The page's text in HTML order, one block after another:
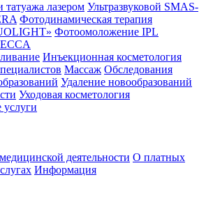
татуажа лазером Ультразвуковой SMAS-
Фотодинамическая терапия
Фотоомоложение IPL
Инъекционная косметология
Массаж Обследования
Удаление новообразований
Уходовая косметология
услуги
деятельности О платных
Информация